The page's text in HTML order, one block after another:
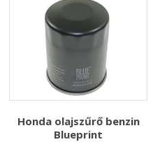
Honda olajszűrő benzin
Blueprint